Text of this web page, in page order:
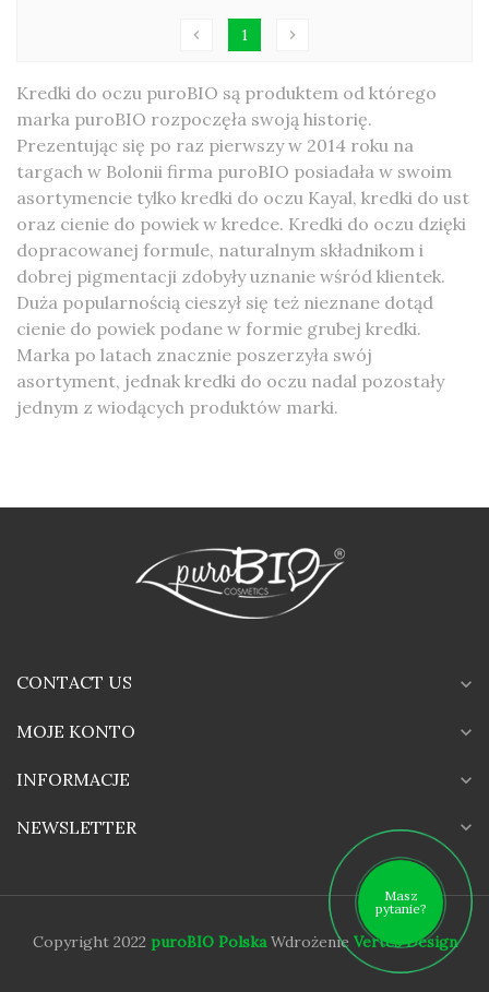
chevron_left 1 chevron_right
Kredki do oczu puroBIO są produktem od którego
marka puroBIO rozpoczęła swoją historię.
Prezentując się po raz pierwszy w 2014 roku na
targach w Bolonii firma puroBIO posiadała w swoim
asortymencie tylko kredki do oczu Kayal, kredki do ust
oraz cienie do powiek w kredce. Kredki do oczu dzięki
dopracowanej formule, naturalnym składnikom i
dobrej pigmentacji zdobyły uznanie wśród klientek.
Duża popularnością cieszył się też nieznane dotąd
cienie do powiek podane w formie grubej kredki.
Marka po latach znacznie poszerzyła swój
asortyment, jednak kredki do oczu nadal pozostały
jednym z wiodących produktów marki.
CONTACT US expand_more
MOJE KONTO expand_more
INFORMACJE expand_more
NEWSLETTER expand_more
Copyright 2022 puroBIO PolskaWdrożenie Vertes Design
Masz
pytanie?